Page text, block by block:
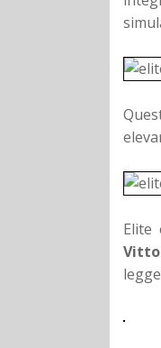
Elite